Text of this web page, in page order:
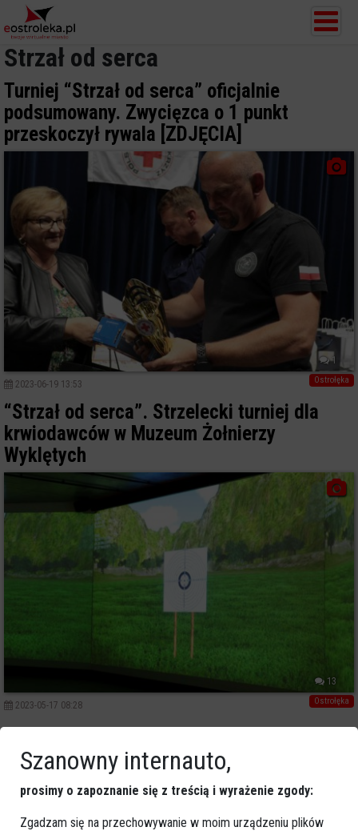
Strzał od serca
Turniej “Strzał od serca” oficjalnie
podsumowany. Zwycięzca o 1 punkt
przeskoczył rywala [ZDJĘCIA]
1
Ostrołęka
2023-06-19 13:53
“Strzał od serca”. Strzelecki turniej dla
krwiodawców w Muzeum Żołnierzy
Wyklętych
13
Ostrołęka
2023-05-17 08:28
Szanowny internauto,
prosimy o zapoznanie się z treścią i wyrażenie zgody:
Zgadzam się na przechowywanie w moim urządzeniu plików